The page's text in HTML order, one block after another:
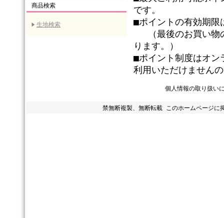
商品検索
生地検索
です。
■ポイントの有効期限
（最後のお買い物
ります。）
■ポイント制度はオ
利用いただけません
個人情報の取り扱い
禁無断複製、無断転載 このホームページに